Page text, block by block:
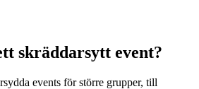
skräddarsytt event?
events för större grupper, till